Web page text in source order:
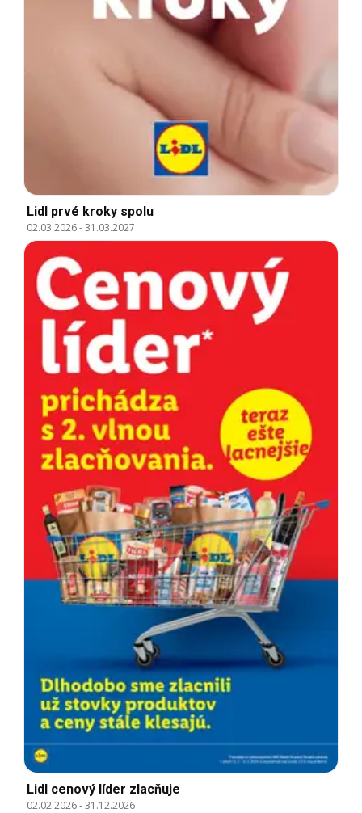
Lidl prvé kroky spolu
02.03.2026-31.03.2027
Lidl cenový líder zlacňuje
02.02.2026-31.12.2026